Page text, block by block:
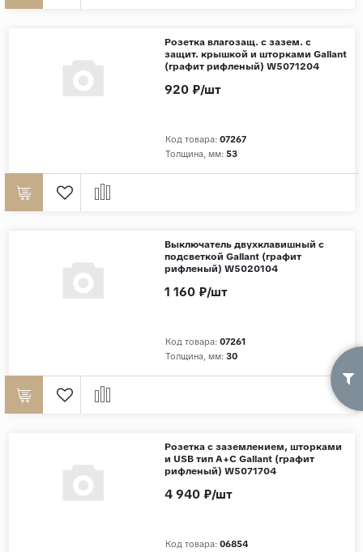
Розетка влагозащ. с зазем. с
защит. крышкой и шторками Gallant
(графит рифленый) W5071204
Код товара: 07267
Толщина, мм: 53
920 ₽/шт
Выключатель двухклавишный с
подсветкой Gallant (графит
рифленый) W5020104
Код товара: 07261
Толщина, мм: 30
1 160 ₽/шт
Розетка с заземлением, шторками
и USB тип A+C Gallant (графит
рифленый) W5071704
Код товара: 06854
4 940 ₽/шт